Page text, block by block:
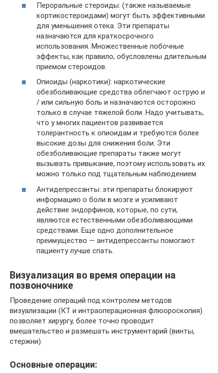
Пероральные стероиды: (также называемые
кортикостероидами) могут быть эффективными
для уменьшения отека. Эти препараты
назначаются для краткосрочного
использования. Множественные побочные
эффекты, как правило, обусловлены длительным
приемом стероидов.
Опиоиды (наркотики): наркотические
обезболивающие средства облегчают острую и
/ или сильную боль и назначаются осторожно
только в случае тяжелой боли. Надо учитывать,
что у многих пациентов развивается
толерантность к опиоидам и требуются более
высокие дозы для снижения боли. Эти
обезболивающие препараты также могут
вызывать привыкание, поэтому использовать их
можно только под тщательным наблюдением.
Антидепрессанты: эти препараты блокируют
информацию о боли в мозге и усиливают
действие эндорфинов, которые, по сути,
являются естественными обезболивающими
средствами. Еще одно дополнительное
преимущество — антидепрессанты помогают
пациенту лучше спать.
Визуализация во время операции на
позвоночнике
Проведение операций под контролем методов
визуализации (КТ и интраоперационная флюороскопия)
позволяет хирургу, более точно проводит
вмешательство и размешать инструментарий (винты,
стержни).
Основные операции: